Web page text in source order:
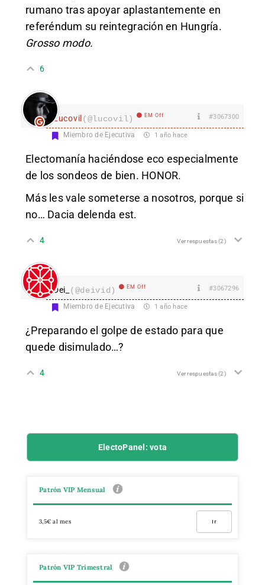
rumano tras apoyar aplastantemente en
referéndum su reintegración en Hungría.
Grosso modo.
6
Lucovil(@lucovil) EM Off #3067300
Miembro de Ejecutiva 1 año hace
Electomanía haciéndose eco especialmente
de los sondeos de bien. HONOR.
Más les vale someterse a nosotros, porque si
no… Dacia delenda est.
4 Ver respuestas(2)
Dei_ (@deivid) EM Off #3067296
Miembro de Ejecutiva 1 año hace
¿Preparando el golpe de estado para que
quede disimulado…?
4 Ver respuestas(2)
ElectoPanel: vota
Patrón VIP Mensual
3,5€ al mes Ir
Patrón VIP Trimestral